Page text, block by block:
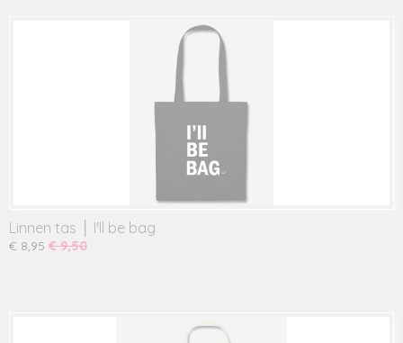
Linnen tas │ I'll be bag
€ 8,95 € 9,50